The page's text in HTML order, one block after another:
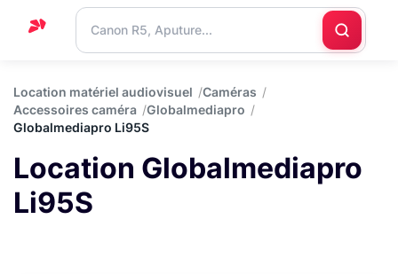
Support
Nous
contacter
Location matériel audiovisuel
Caméras
Accessoires caméra
Globalmediapro
Globalmediapro Li95S
Location Globalmediapro
Li95S